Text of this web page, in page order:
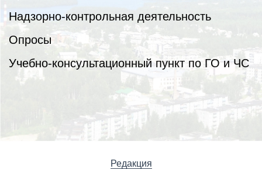
Надзорно-контрольная деятельность
Опросы
Учебно-консультационный пункт по ГО и ЧС
Редакция